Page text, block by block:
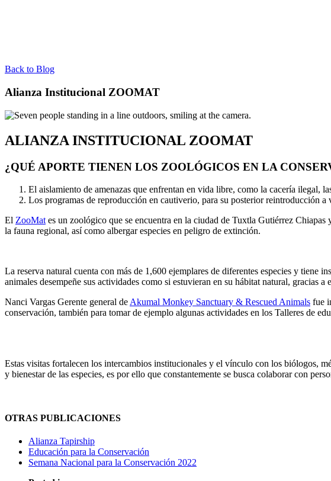
Back to Blog
Alianza Institucional ZOOMAT
ALIANZA INSTITUCIONAL ZOOMAT
¿QUÉ APORTE TIENEN LOS ZOOLÓGICOS EN LA
El aislamiento de amenazas que enfrentan en vida libre, como la cacería ilegal,
Los programas de reproducción en cautiverio, para su posterior reintroducción a
El ZooMat es un zoológico que se encuentra en la ciudad de Tuxtla Gutiérrez
la fauna regional, así como albergar especies en peligro de extinción.
La reserva natural cuenta con más de 1,600 ejemplares de diferentes especies y tiene
animales desempeñe sus actividades como si estuvieran en su hábitat natural, gracias
Nanci Vargas Gerente general de Akumal Monkey Sanctuary & Rescued Animals fue
conservación, también para tomar de ejemplo algunas actividades en los Talleres de
Estas visitas fortalecen los intercambios institucionales y el vínculo con los biólogos,
y bienestar de las especies, es por ello que constantemente se busca colaborar con
OTRAS PUBLICACIONES
Alianza Tapirship
Educación para la Conservación
Semana Nacional para la Conservación 2022